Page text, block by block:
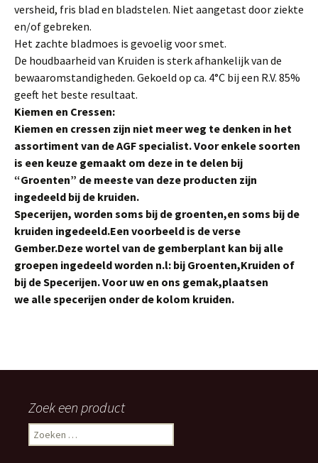
versheid, fris blad en bladstelen. Niet aangetast door ziekte
en/of gebreken.
Het zachte bladmoes is gevoelig voor smet.
De houdbaarheid van Kruiden is sterk afhankelijk van de
bewaaromstandighe­den. Gekoeld op ca. 4°C bij een R.V. 85%
geeft het beste resultaat.
Kiemen en Cressen:
Kiemen en cressen zijn niet meer weg te denken in het
assortiment van de AGF specialist. Voor enkele soorten
is een keuze gemaakt om deze in te delen bij
“Groenten” de meeste van deze producten zijn
ingedeeld bij de kruiden.
Specerijen, worden soms bij de groenten,en soms bij de
kruiden ingedeeld.Een voorbeeld is de verse
Gember.Deze wortel van de gemberplant kan bij alle
groepen ingedeeld worden n.l: bij Groenten,Kruiden of
bij de Specerijen. Voor uw en ons gemak,plaatsen
we alle specerijen onder de kolom kruiden.
Zoek een product
Zoeken
naar: